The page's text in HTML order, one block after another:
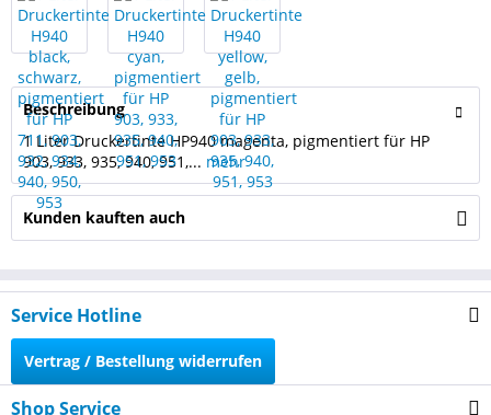
Beschreibung
1 Liter Druckertinte HP940 magenta, pigmentiert für HP
903, 933, 935, 940, 951,... mehr
Kunden kauften auch
Service Hotline
Vertrag / Bestellung widerrufen
Shop Service